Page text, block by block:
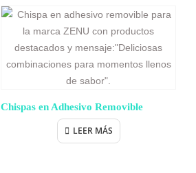
Chispas en Adhesivo Removible
LEER MÁS